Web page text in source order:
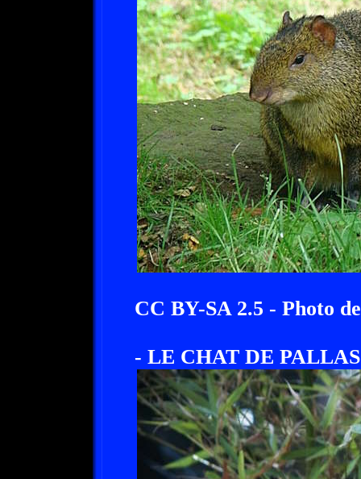
CC BY-SA 2.5 - Photo
- LE CHAT DE